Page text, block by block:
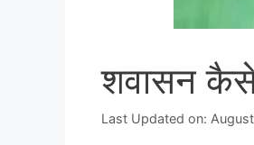
शवासन कैसे
Last Updated on: